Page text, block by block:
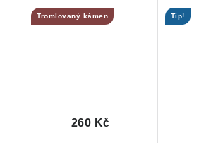
Tromlovaný kámen
260 Kč
Tip!